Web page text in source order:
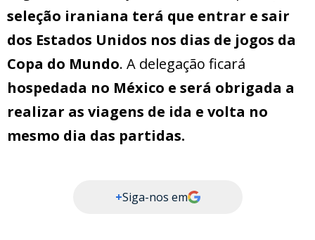
seleção iraniana terá que entrar e sair
dos Estados Unidos nos dias de jogos da
Copa do Mundo. A delegação ficará
hospedada no México e será obrigada a
realizar as viagens de ida e volta no
mesmo dia das partidas.
+Siga-nos em